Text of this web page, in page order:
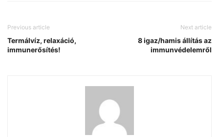
Previous article
Termálvíz, relaxáció,
immunerősítés!
Next article
8 igaz/hamis állítás az
immunvédelemről